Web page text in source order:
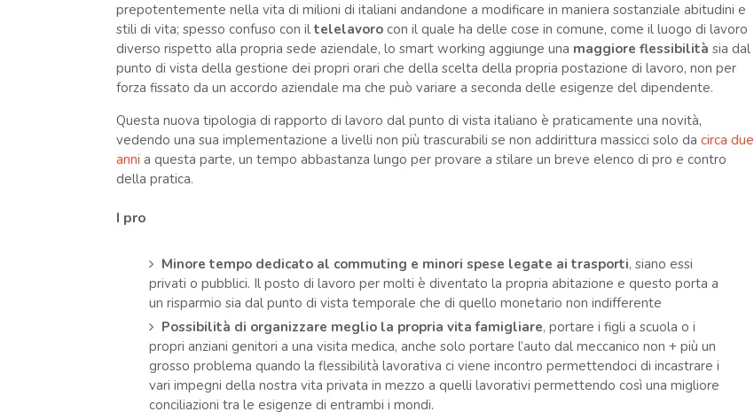
prepotentemente nella vita di milioni di italiani andandone a modificare in maniera sostanziale abitudini e
stili di vita; spesso confuso con il telelavorocon il quale ha delle cose in comune, come il luogo di lavoro
diverso rispetto alla propria sede aziendale, lo smart working aggiunge una maggiore flessibilità sia dal
punto di vista della gestione dei propri orari che della scelta della propria postazione di lavoro, non per
forza fissato da un accordo aziendale ma che può variare a seconda delle esigenze del dipendente.
Questa nuova tipologia di rapporto di lavoro dal punto di vista italiano è praticamente una novità,
vedendo una sua implementazione a livelli non più trascurabili se non addirittura massicci solo da circa due
anni a questa parte, un tempo abbastanza lungo per provare a stilare un breve elenco di pro e contro
della pratica.
I pro
Minore tempo dedicato al commuting e minori spese legate ai trasporti, siano essi
privati o pubblici. Il posto di lavoro per molti è diventato la propria abitazione e questo porta a
un risparmio sia dal punto di vista temporale che di quello monetario non indifferente
Possibilità di organizzare meglio la propria vita famigliare, portare i figli a scuola o i
propri anziani genitori a una visita medica, anche solo portare l’auto dal meccanico non + più un
grosso problema quando la flessibilità lavorativa ci viene incontro permettendoci di incastrare i
vari impegni della nostra vita privata in mezzo a quelli lavorativi permettendo così una migliore
conciliazioni tra le esigenze di entrambi i mondi.